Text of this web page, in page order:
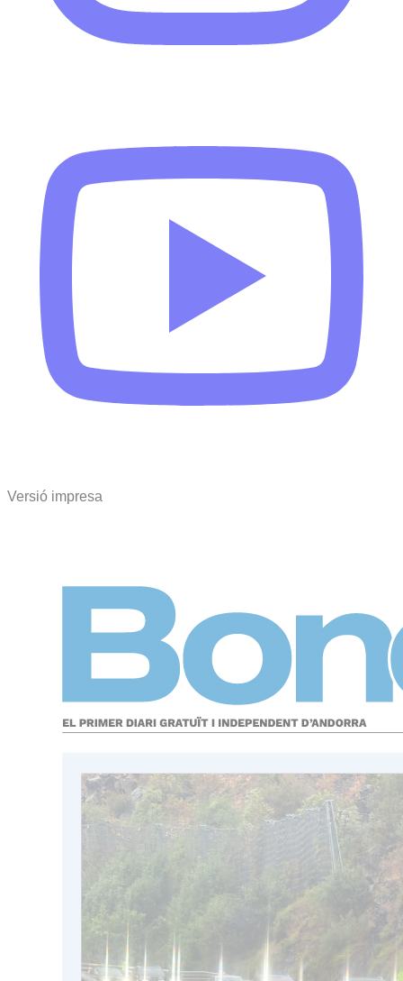
Versió impresa